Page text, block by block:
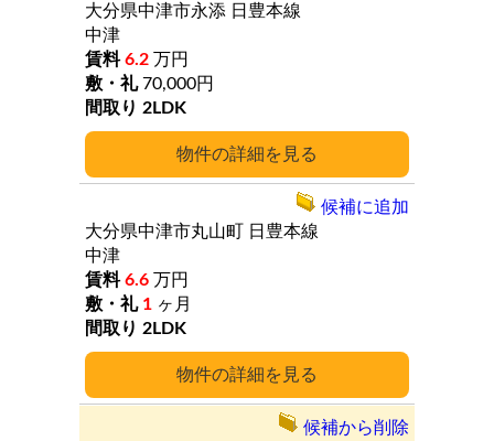
詳細
大分県中津市永添 日豊本線
中津
6.2 万円
70,000円
2LDK
詳細
大分県中津市丸山町
日豊本線
中津
6.6 万円
1 ヶ月
2LDK
候補に追加
候補から削除